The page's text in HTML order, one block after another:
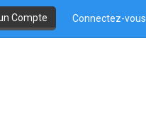
Compte Connectez-vous